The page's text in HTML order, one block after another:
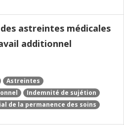
astreintes médicales
additionnel
Astreintes
Indemnité de sujétion
de la permanence des soins